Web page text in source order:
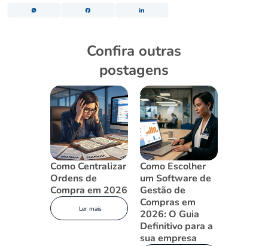
Confira outras
postagens
Como Centralizar
Ordens de
Compra em 2026
Ler mais
Como Escolher
um Software de
Gestão de
Compras em
2026: O Guia
Definitivo para a
sua empresa